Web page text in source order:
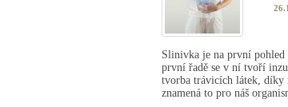
Slinivka je na první
první řadě se v ní tvoří
tvorba trávicích látek, díky
znamená to pro náš